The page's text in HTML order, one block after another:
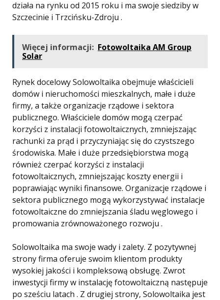
działa na rynku od 2015 roku i ma swoje siedziby w
Szczecinie i Trzcińsku-Zdroju .
Więcej informacji: Fotowoltaika AM Group
Solar
Rynek docelowy Solowoltaika obejmuje właścicieli
domów i nieruchomości mieszkalnych, małe i duże
firmy, a także organizacje rządowe i sektora
publicznego. Właściciele domów mogą czerpać
korzyści z instalacji fotowoltaicznych, zmniejszając
rachunki za prąd i przyczyniając się do czystszego
środowiska. Małe i duże przedsiębiorstwa mogą
również czerpać korzyści z instalacji
fotowoltaicznych, zmniejszając koszty energii i
poprawiając wyniki finansowe. Organizacje rządowe i
sektora publicznego mogą wykorzystywać instalacje
fotowoltaiczne do zmniejszania śladu węglowego i
promowania zrównoważonego rozwoju .
Solowoltaika ma swoje wady i zalety. Z pozytywnej
strony firma oferuje swoim klientom produkty
wysokiej jakości i kompleksową obsługę. Zwrot
inwestycji firmy w instalację fotowoltaiczną następuje
po sześciu latach . Z drugiej strony, Solowoltaika jest